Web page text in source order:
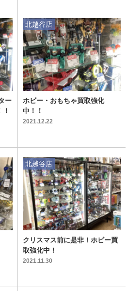
ー
ホビー・おもちゃ買取強化
中！！
2021.12.22
北越谷店
クリスマス前に是非！ホビー買
取強化中！
2021.11.30
北越谷店